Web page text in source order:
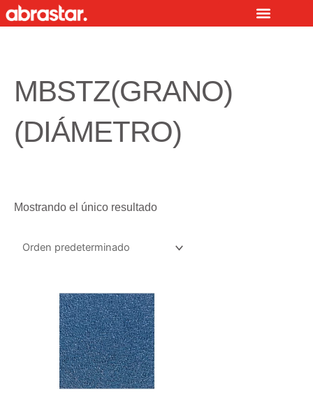
al
MBSTZ(GRANO)
(DIÁMETRO)
Mostrando el único resultado